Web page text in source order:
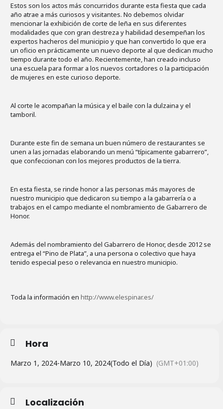
Estos son los actos más concurridos durante esta fiesta que cada
año atrae a más curiosos y visitantes. No debemos olvidar
mencionar la exhibición de corte de leña en sus diferentes
modalidades que con gran destreza y habilidad desempeñan los
expertos hacheros del municipio y que han convertido lo que era
un oficio en prácticamente un nuevo deporte al que dedican mucho
tiempo durante todo el año. Recientemente, han creado incluso
una escuela para formar a los nuevos cortadores o la participación
de mujeres en este curioso deporte.
Al corte le acompañan la música y el baile con la dulzaina y el
tamboril.
Durante este fin de semana un buen número de restaurantes se
unen a las jornadas elaborando un menú “típicamente gabarrero”,
que confeccionan con los mejores productos de la tierra.
En esta fiesta, se rinde honor a las personas más mayores de
nuestro municipio que dedicaron su tiempo a la gabarrería o a
trabajos en el campo mediante el nombramiento de Gabarrero de
Honor.
Además del nombramiento del Gabarrero de Honor, desde 2012 se
entrega el “Pino de Plata”, a una persona o colectivo que haya
tenido especial peso o relevancia en nuestro municipio.
Toda la información en http://www.elespinar.es/
Hora
Marzo 1, 2024-Marzo 10, 2024(Todo el Día) (GMT+01:00)
Localización